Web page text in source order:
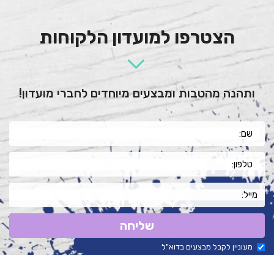
הצטרפו למועדון הלקוחות
ותהנה מהטבות ומבצעים מיוחדים לחברי מועדון!
שליחה
מעוניין לקבל מבצעים בדוא"ל